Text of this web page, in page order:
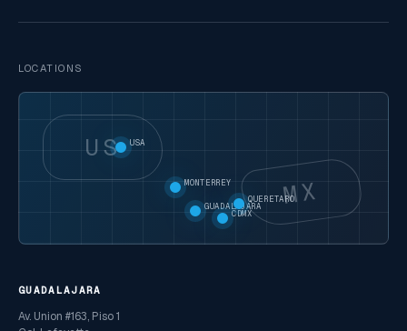
LOCATIONS
US
MX
USA
MONTERREY
GUADALAJARA
CDMX
QUERETARO
GUADALAJARA
Av. Union #163, Piso 1